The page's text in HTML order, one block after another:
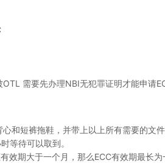
需要先办理NBI无犯罪证明才能申请
和短裤拖鞋，并带上以上所有需要的文
等待可以取到。
效期大于一个月，那么ECC有效期最长